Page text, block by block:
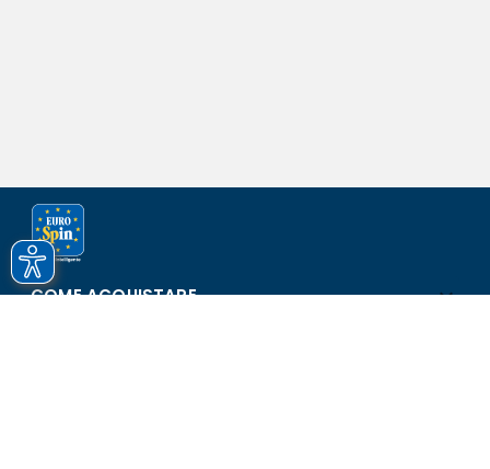
COME ACQUISTARE